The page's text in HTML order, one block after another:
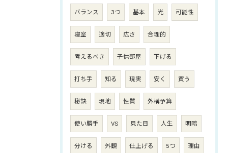
バランス 3つ 基本 光 可能性
寝室 適切 広さ 合理的
考えるべき 子供部屋 下げる
打ち手 知る 現実 安く 買う
秘訣 現地 性質 外構予算
使い勝手 VS 見た目 人生 明暗
分ける 外観 仕上げる 5つ 理由